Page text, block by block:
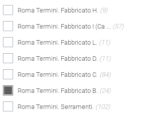
Roma Termini. Fabbricato H. (9)
Roma Termini. Fabbricato I (Ca ... (57)
Roma Termini. Fabbricato L. (11)
Roma Termini. Fabbricato D. (11)
Roma Termini. Fabbricato C. (84)
Roma Termini. Fabbricato B. (24)
Roma Termini. Serramenti. (102)